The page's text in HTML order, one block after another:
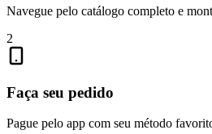
Navegue pelo catálogo completo e
2
Faça seu pedido
Pague pelo app com seu método